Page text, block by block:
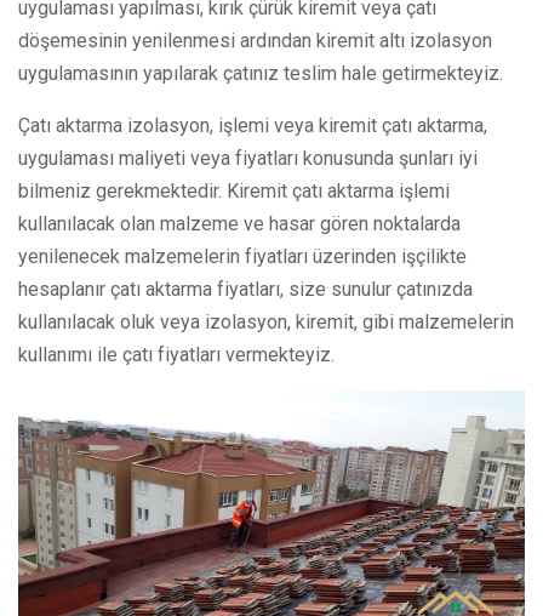
uygulaması yapılması, kırık çürük kiremit veya çatı
döşemesinin yenilenmesi ardından kiremit altı izolasyon
uygulamasının yapılarak çatınız teslim hale getirmekteyiz.
Çatı aktarma izolasyon, işlemi veya kiremit çatı aktarma,
uygulaması maliyeti veya fiyatları konusunda şunları iyi
bilmeniz gerekmektedir. Kiremit çatı aktarma işlemi
kullanılacak olan malzeme ve hasar gören noktalarda
yenilenecek malzemelerin fiyatları üzerinden işçilikte
hesaplanır çatı aktarma fiyatları, size sunulur çatınızda
kullanılacak oluk veya izolasyon, kiremit, gibi malzemelerin
kullanımı ile çatı fiyatları vermekteyiz.